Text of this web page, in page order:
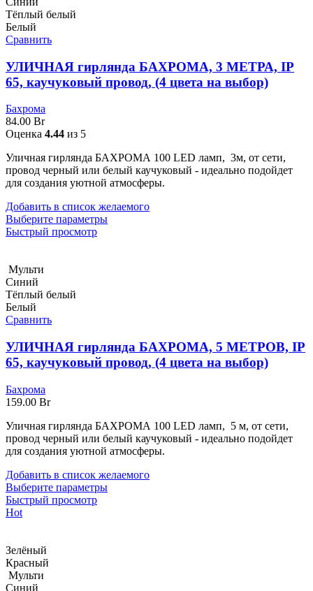
Тёплый белый
Белый
Сравнить
УЛИЧНАЯ гирлянда БАХРОМА, 3 МЕТРА, IP
65, каучуковый провод, (4 цвета на выбор)
Бахрома
84.00 Br
Оценка 4.44 из 5
Уличная гирлянда БАХРОМА 100 LED ламп, 3м, от сети,
провод черный или белый каучуковый - идеально подойдет
для создания уютной атмосферы.
Добавить в список желаемого
Выберите параметры
Быстрый просмотр
Мульти
Синий
Тёплый белый
Белый
Сравнить
УЛИЧНАЯ гирлянда БАХРОМА, 5 МЕТРОВ, IP
65, каучуковый провод, (4 цвета на выбор)
Бахрома
159.00 Br
Уличная гирлянда БАХРОМА 100 LED ламп, 5 м, от сети,
провод черный или белый каучуковый - идеально подойдет
для создания уютной атмосферы.
Добавить в список желаемого
Выберите параметры
Быстрый просмотр
Hot
Зелёный
Красный
Мульти
Синий